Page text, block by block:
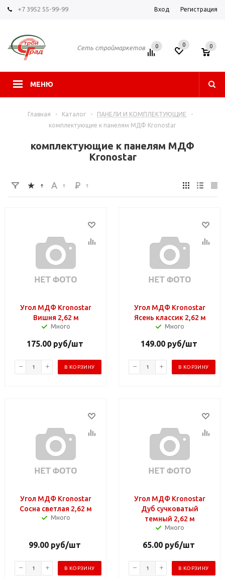
+7 3952 55-99-99 Вход Регистрация
Сеть строймаркетов
МЕНЮ
0 0 0
Главная - Каталог - ПАНЕЛИ И КОМПЛЕКТУЮЩИЕ
-
комплектующие к панелям МДФ Kronostar
комплектующие к панелям МДФ
Kronostar
Угол МДФ Kronostar
Вишня 2,62 м
Много
175.00руб/шт
В КОРЗИНУ
Угол МДФ Kronostar
Ясень классик 2,62 м
Много
149.00руб/шт
В КОРЗИНУ
Угол МДФ Kronostar
Сосна светлая 2,62 м
Много
99.00 руб/шт
В КОРЗИНУ
Угол МДФ Kronostar
Дуб сучковатый
темный 2,62 м
Много
65.00 руб/шт
В КОРЗИНУ